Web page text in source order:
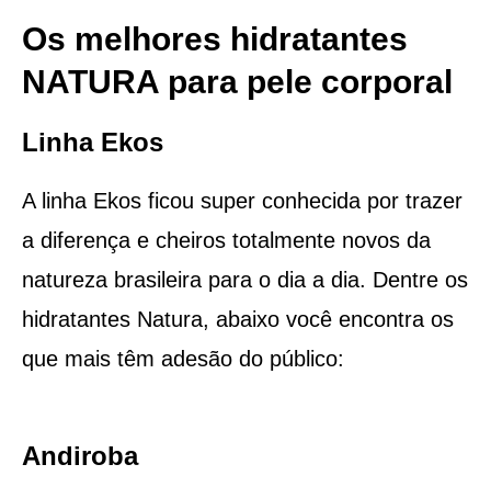
Os melhores hidratantes
NATURA para pele corporal
Linha Ekos
A linha Ekos ficou super conhecida por trazer
a diferença e cheiros totalmente novos da
natureza brasileira para o dia a dia. Dentre os
hidratantes Natura, abaixo você encontra os
que mais têm adesão do público:
Andiroba